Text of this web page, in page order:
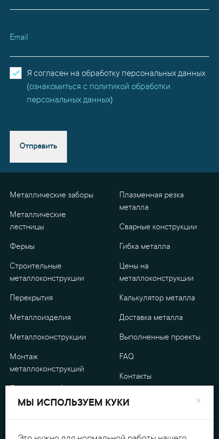
Email
Я согласен на обработку персональных данных
(ознакомиться с политикой обработки
персональных данных)
Отправить
Металлические заборы
Металлические
лестницы
Фермы
Строительные
металлоконструкции
Перекрытия
Металлоизделия
Металлоконструкции
Монтаж
металлоконструкций
металлоизделия
Плазменная резка
металла
Сварные конструкции
Гибка металла
Цены на
металлоконструкции
Калькулятор металла
Доставка металла
Выполненные проекты
FAQ
Контакты
Оплата
×
МЫ ИСПОЛЬЗУЕМ КУКИ